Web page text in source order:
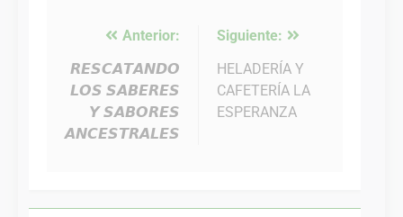
Navegación
de
entradas
Anterior:
𝙍𝙀𝙎𝘾𝘼𝙏𝘼𝙉𝘿𝙊
𝙇𝙊𝙎 𝙎𝘼𝘽𝙀𝙍𝙀𝙎
𝙔 𝙎𝘼𝘽𝙊𝙍𝙀𝙎
𝘼𝙉𝘾𝙀𝙎𝙏𝙍𝘼𝙇𝙀𝙎
Siguiente:
HELADERÍA Y
CAFETERÍA LA
ESPERANZA